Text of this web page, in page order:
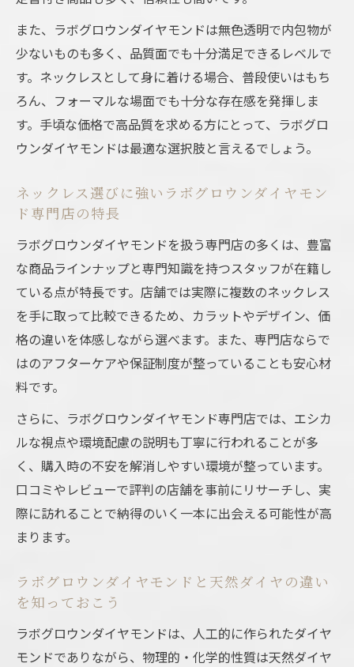
また、ラボグロウンダイヤモンドは無色透明で内包物が
少ないものも多く、品質面でも十分満足できるレベルで
す。ネックレスとして身に着ける場合、普段使いはもち
ろん、フォーマルな場面でも十分な存在感を発揮しま
す。手頃な価格で高品質を求める方にとって、ラボグロ
ウンダイヤモンドは最適な選択肢と言えるでしょう。
ネックレス選びに強いラボグロウンダイヤモン
ド専門店の特長
ラボグロウンダイヤモンドを扱う専門店の多くは、豊富
な商品ラインナップと専門知識を持つスタッフが在籍し
ている点が特長です。店舗では実際に複数のネックレス
を手に取って比較できるため、カラットやデザイン、価
格の違いを体感しながら選べます。また、専門店ならで
はのアフターケアや保証制度が整っていることも安心材
料です。
さらに、ラボグロウンダイヤモンド専門店では、エシカ
ルな視点や環境配慮の説明も丁寧に行われることが多
く、購入時の不安を解消しやすい環境が整っています。
口コミやレビューで評判の店舗を事前にリサーチし、実
際に訪れることで納得のいく一本に出会える可能性が高
まります。
ラボグロウンダイヤモンドと天然ダイヤの違い
を知っておこう
ラボグロウンダイヤモンドは、人工的に作られたダイヤ
モンドでありながら、物理的・化学的性質は天然ダイヤ